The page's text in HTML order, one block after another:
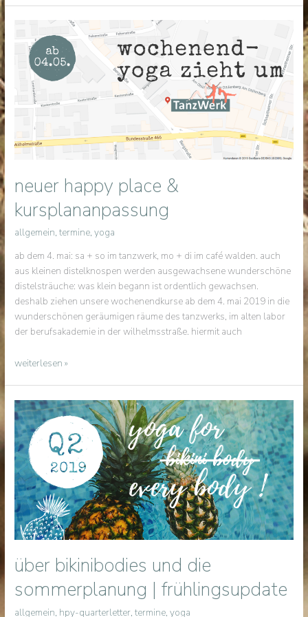
neuer happy place &
kursplananpassung
allgemein,termine,yoga
ab dem 4. mai: sa + so im tanzwerk, mo + di im café walden. auch
aus kleinen distelknospen werden ausgewachsene wunderschöne
distelsträuche: was klein begann ist ordentlich gewachsen.
deshalb ziehen unsere wochenendkurse ab dem 4. mai 2019 in die
wunderschönen geräumigen räume des tanzwerks, im alten labor
der berufsakademie in der wilhelmsstraße. hiermit auch
neuer
&
kursplananpassung
weiterlesen »
über bikinibodies und die
sommerplanung | frühlingsupdate
allgemein, hpy-quarterletter,termine,yoga